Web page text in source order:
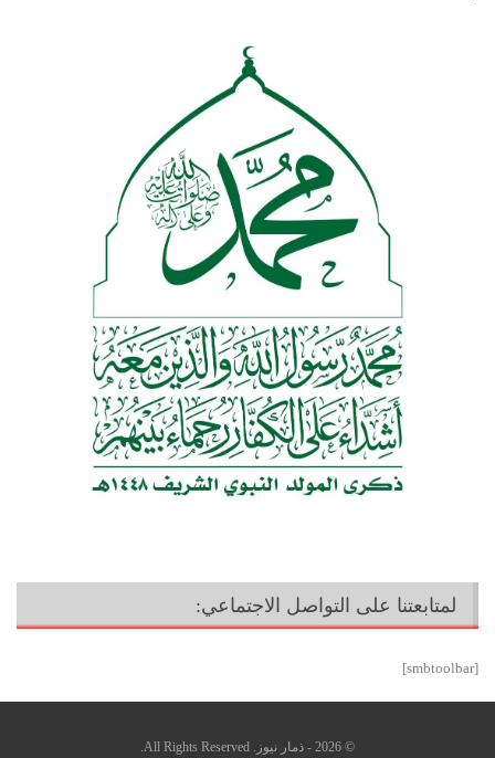
لمتابعتنا على التواصل الاجتماعي:
[smbtoolbar]
© 2026 - ذمار نيوز. All Rights Reserved.